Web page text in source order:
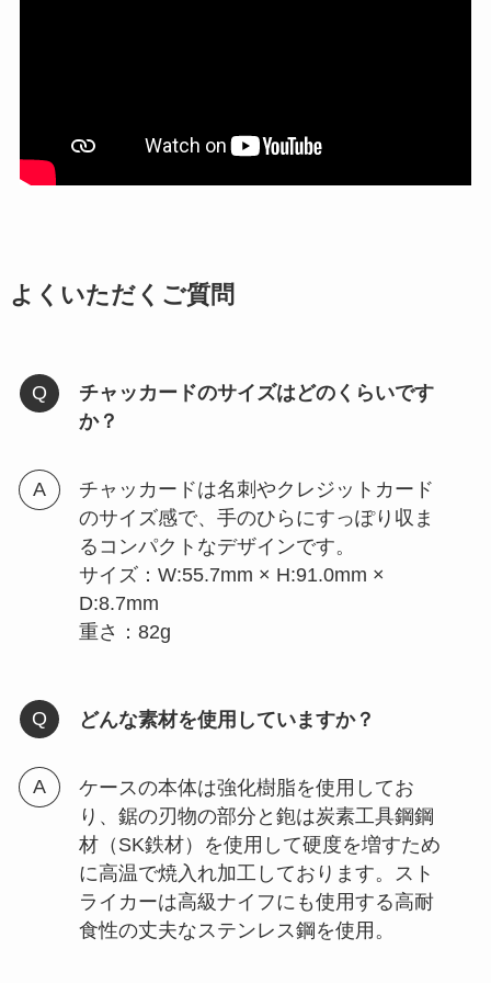
よくいただくご質問
チャッカードのサイズはどのくらいです
か？
チャッカードは名刺やクレジットカード
のサイズ感で、手のひらにすっぽり収ま
るコンパクトなデザインです。
サイズ：W:55.7mm × H:91.0mm ×
D:8.7mm
重さ：82g
どんな素材を使用していますか？
ケースの本体は強化樹脂を使用してお
り、鋸の刃物の部分と鉋は炭素工具鋼鋼
材（SK鉄材）を使用して硬度を増すため
に高温で焼入れ加工しております。スト
ライカーは高級ナイフにも使用する高耐
食性の丈夫なステンレス鋼を使用。